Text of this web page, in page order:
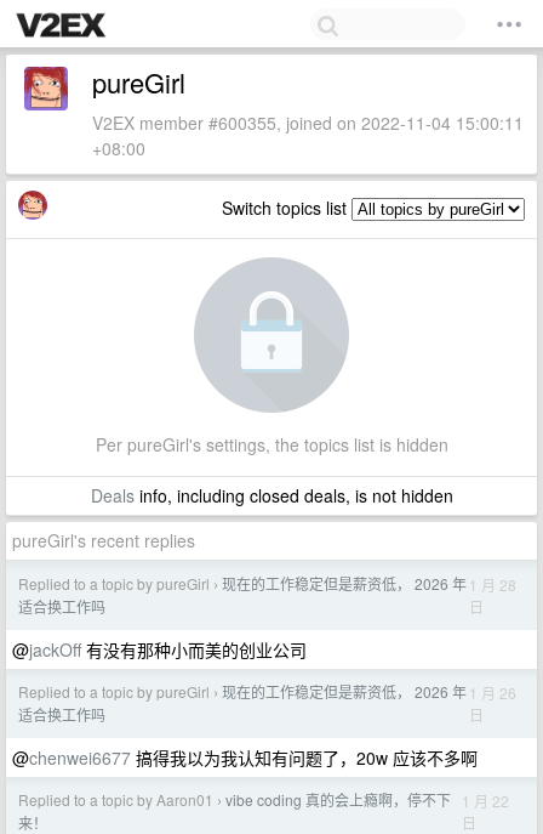
pureGirl
V2EX member #600355, joined on 2022-11-04 15:00:11
+08:00
Switch topics list
Per pureGirl's settings, the topics list is hidden
Dealsinfo, including closed deals, is not hidden
pureGirl's recent replies
Replied to a topic by pureGirl › 现在的工作稳定但是薪资低， 2026 年
适合换工作吗
1 月 28
日
@jackOff有没有那种小而美的创业公司
Replied to a topic by pureGirl › 现在的工作稳定但是薪资低， 2026 年
适合换工作吗
1 月 26
日
@chenwei6677 搞得我以为我认知有问题了，20w 应该不多啊
Replied to a topic by Aaron01 › vibe coding 真的会上瘾啊，停不下
来！
1 月 22
日